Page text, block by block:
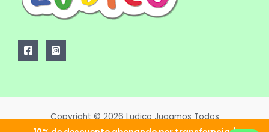
Copyright © 2026 Ludico Jugamos Todos